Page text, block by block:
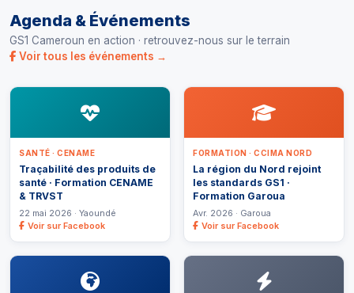
Agenda & Événements
GS1 Cameroun en action · retrouvez-nous sur le terrain
Voir tous les événements →
SANTÉ · CENAME
Traçabilité des produits de
santé · Formation CENAME
& TRVST
22 mai 2026 · Yaoundé
Voir sur Facebook
FORMATION · CCIMA NORD
La région du Nord rejoint
les standards GS1 ·
Formation Garoua
Avr. 2026 · Garoua
Voir sur Facebook